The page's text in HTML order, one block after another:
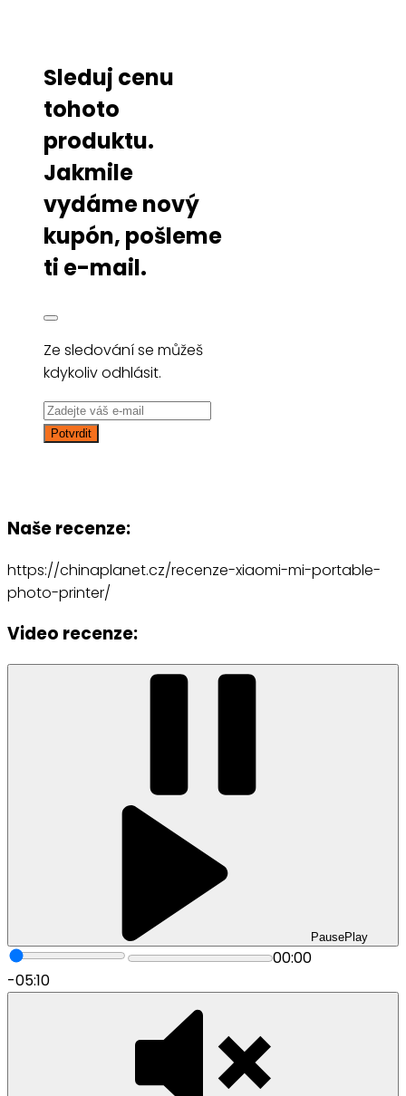
Sleduj cenu
tohoto
produktu.
Jakmile
vydáme nový
kupón, pošleme
ti e-mail.
Ze sledování se můžeš
kdykoliv odhlásit.
Naše recenze:
https://chinaplanet.cz/recenze-xiaomi-mi-portable-
photo-printer/
Video recenze:
PausePlay
00:00
-05:10